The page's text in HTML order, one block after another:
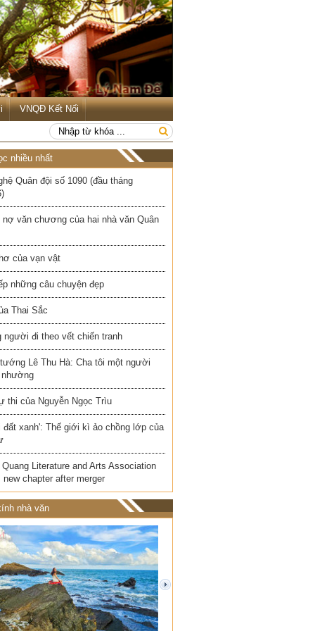
VNQĐ Kết Nối
nhiều nhất
Quân đội số 1090 (đầu tháng
nợ văn chương của hai nhà văn Quân
của vạn vật
những câu chuyện đẹp
Thai Sắc
người đi theo vết chiến tranh
Lê Thu Hà: Cha tôi một người
nhường
thi của Nguyễn Ngọc Trìu
đất xanh': Thế giới kì ảo chồng lớp của
Literature and Arts Association
new chapter after merger
nhà văn
next